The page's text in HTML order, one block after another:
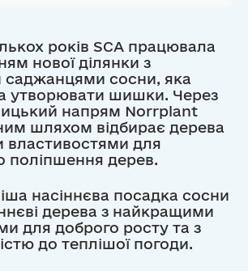
років SCA працювала
нової ділянки з
саджанцями сосни, яка
утворювати шишки. Через
напрям Norrplant
шляхом відбирає дерева
властивостями для
поліпшення дерев.
насіннєва посадка сосни
дерева з найкращими
для доброго росту та з
до теплішої погоди.